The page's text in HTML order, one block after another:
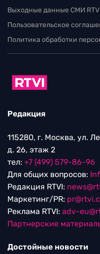
Выходные данные СМИ
Пользовательское
Политика обработки
Редакция
115280, г. Москва, ул.
д. 26, этаж 2
тел: +7 (499) 579-86-96
Для общих вопросов:
Редакция RTVI:
Маркетинг/PR:
Реклама RTVI: adv-
Партнерские
Достойные новости